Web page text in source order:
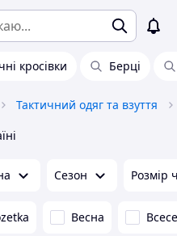
кросівки Берці
Тактичний одяг та взуття
Сезон Розмір
Весна